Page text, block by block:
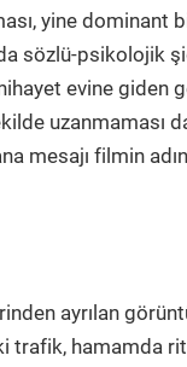
yine dominant
sözlü-psikolojik
evine giden
uzanmaması
mesajı filmin
ayrılan
trafik, hamamda